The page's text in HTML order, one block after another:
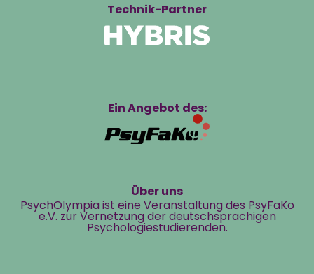
Technik-Partner
Ein Angebot des:
Über uns
PsychOlympia ist eine Veranstaltung des PsyFaKo
e.V. zur Vernetzung der deutschsprachigen
Psychologiestudierenden.